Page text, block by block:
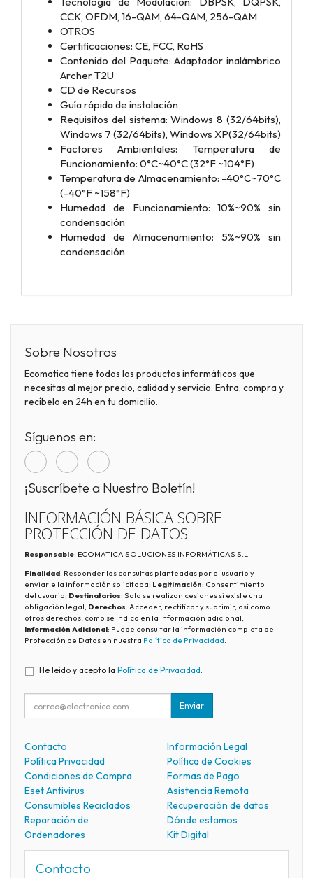
CCK, OFDM, 16-QAM, 64-QAM, 256-QAM
OTROS
Certificaciones: CE, FCC, RoHS
Contenido del Paquete: Adaptador inalámbrico
Archer T2U
CD de Recursos
Guía rápida de instalación
Requisitos del sistema: Windows 8 (32/64bits),
Windows 7 (32/64bits), Windows XP(32/64bits)
Factores Ambientales: Temperatura de
Funcionamiento: 0°C~40°C (32°F ~104°F)
Temperatura de Almacenamiento: -40°C~70°C
(-40°F ~158°F)
Humedad de Funcionamiento: 10%~90% sin
condensación
Humedad de Almacenamiento: 5%~90% sin
condensación
Sobre Nosotros
Ecomatica tiene todos los productos informáticos que
necesitas al mejor precio, calidad y servicio. Entra, compra y
recíbelo en 24h en tu domicilio.
Síguenos en:
¡Suscríbete a Nuestro Boletín!
INFORMACIÓN BÁSICA SOBRE
PROTECCIÓN DE DATOS
Responsable: ECOMATICA SOLUCIONES INFORMÁTICAS S.L
Finalidad: Responder las consultas planteadas por el usuario y
enviarle la información solicitada; Legitimación: Consentimiento
del usuario; Destinatarios: Solo se realizan cesiones si existe una
obligación legal; Derechos: Acceder, rectificar y suprimir, así como
otros derechos, como se indica en la información adicional;
Información Adicional: Puede consultar la información completa de
Protección de Datos en nuestra Política de Privacidad
He leído y acepto la Política de Privacidad.
Enviar
Contacto
Información Legal
Política Privacidad
Política de Cookies
Condiciones de Compra
Formas de Pago
Eset Antivirus
Asistencia Remota
Consumibles Reciclados
Recuperación de datos
Reparación de
Ordenadores
Dónde estamos
Kit Digital
Contacto